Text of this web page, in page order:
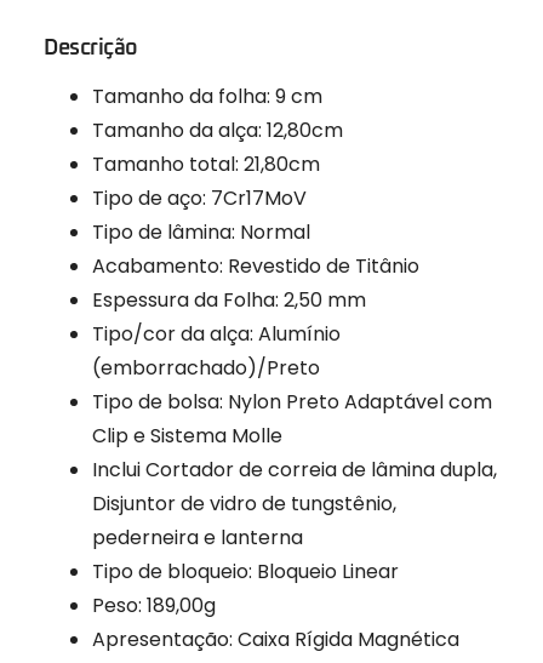
Descrição
Tamanho da folha: 9 cm
Tamanho da alça: 12,80cm
Tamanho total: 21,80cm
Tipo de aço: 7Cr17MoV
Tipo de lâmina: Normal
Acabamento: Revestido de Titânio
Espessura da Folha: 2,50 mm
Tipo/cor da alça: Alumínio
(emborrachado)/Preto
Tipo de bolsa: Nylon Preto Adaptável com
Clip e Sistema Molle
Inclui Cortador de correia de lâmina dupla,
Disjuntor de vidro de tungstênio,
pederneira e lanterna
Tipo de bloqueio: Bloqueio Linear
Peso: 189,00g
Apresentação: Caixa Rígida Magnética